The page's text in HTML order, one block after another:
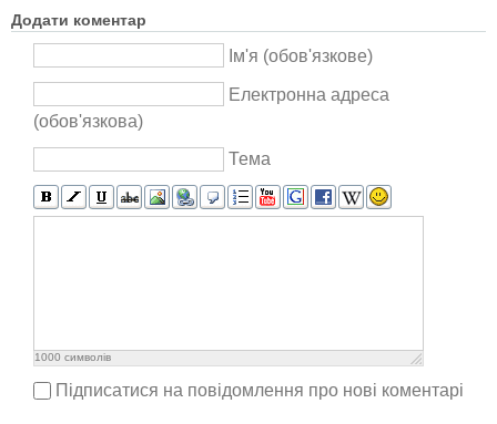
Додати коментар
Ім'я (обов'язкове)
Електронна адреса
(обов'язкова)
Тема
1000 символів
Підписатися на повідомлення про нові коментарі